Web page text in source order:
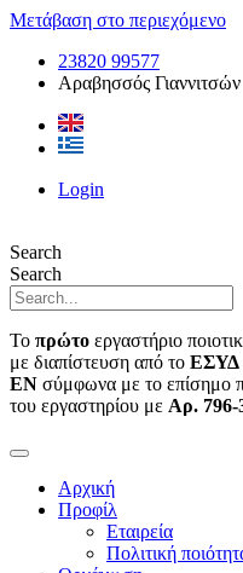
Μετάβαση στο περιεχόμενο
23820 99577
Αραβησσός Γιαννιτσών
Login
Search
Search
Το πρώτο εργαστήριο
με διαπίστευση από το ΕΣΥΔ
ΕΝ σύμφωνα με το επίσημο
του εργαστηρίου με Αρ. 796-
Αρχική
Προφίλ
Εταιρεία
Πολιτική